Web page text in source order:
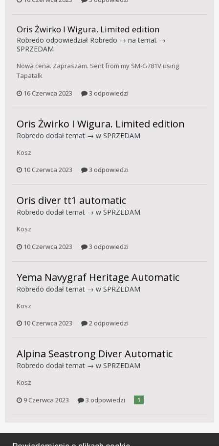
Oris Żwirko I Wigura. Limited edition
Robredo odpowiedział Robredo → na temat →
SPRZEDAM
Nowa cena. Zapraszam. Sent from my SM-G781V using
Tapatalk
16 Czerwca 2023
3 odpowiedzi
Oris Żwirko I Wigura. Limited edition
Robredo dodał temat → w SPRZEDAM
Kosz
10 Czerwca 2023
3 odpowiedzi
Oris diver tt1 automatic
Robredo dodał temat → w SPRZEDAM
Kosz
10 Czerwca 2023
3 odpowiedzi
Yema Navygraf Heritage Automatic
Robredo dodał temat → w SPRZEDAM
Kosz
10 Czerwca 2023
2 odpowiedzi
Alpina Seastrong Diver Automatic
Robredo dodał temat → w SPRZEDAM
Kosz
9 Czerwca 2023
3 odpowiedzi 1